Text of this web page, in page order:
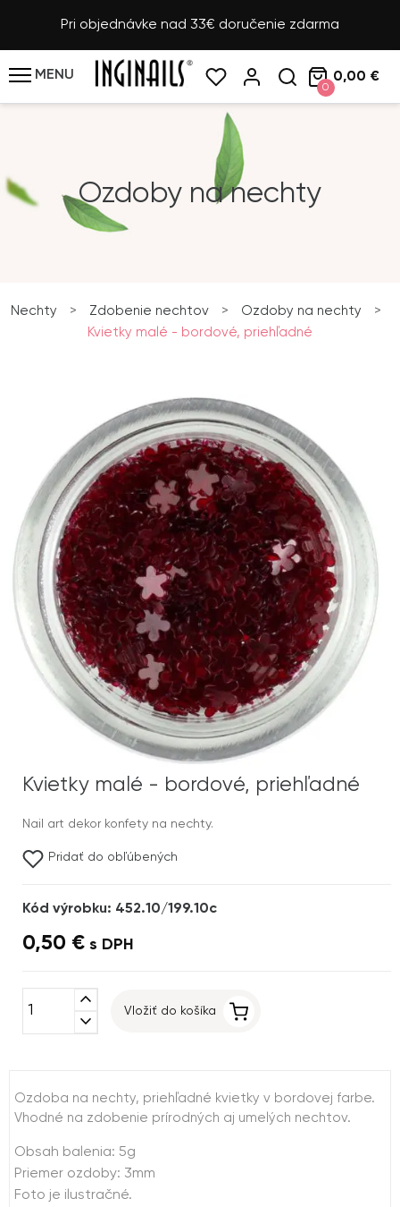
Pri objednávke nad 33€ doručenie zdarma
MENU
0
0,00 €
Ozdoby na nechty
Nechty > Zdobenie nechtov > Ozdoby na nechty
>
Kvietky malé - bordové, priehľadné
Kvietky malé - bordové, priehľadné
Nail art dekor konfety na nechty.
Pridať do obľúbených
Kód výrobku: 452.10/199.10c
0,50 € s DPH
expand_less
expand_more
Vložiť do košíka
Ozdoba na nechty, priehľadné kvietky v bordovej farbe.
Vhodné na zdobenie prírodných aj umelých nechtov.
Obsah balenia: 5g
Priemer ozdoby: 3mm
Foto je ilustračné.